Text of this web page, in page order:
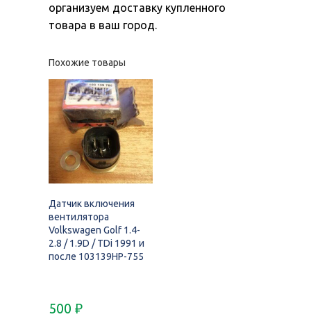
организуем доставку купленного
товара в ваш город.
Похожие товары
Датчик включения
вентилятора
Volkswagen Golf 1.4-
2.8 / 1.9D / TDi 1991 и
после 103139HP-755
500 ₽